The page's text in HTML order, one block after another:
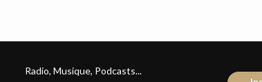
Radio, Musique, Podcasts...